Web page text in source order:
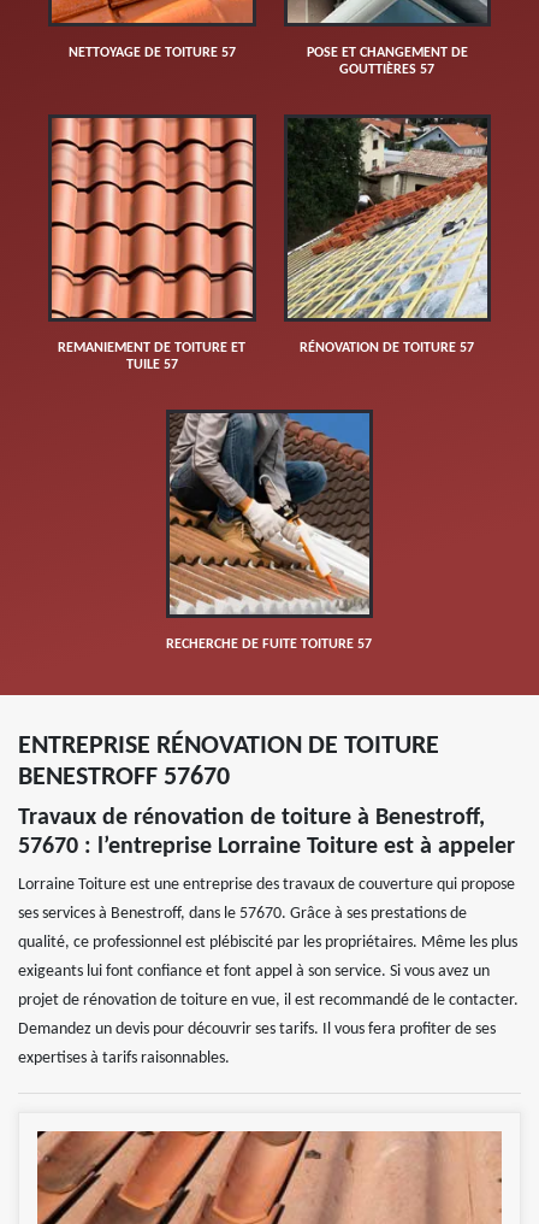
NETTOYAGE DE TOITURE 57
POSE ET CHANGEMENT DE
GOUTTIÈRES 57
REMANIEMENT DE TOITURE ET
TUILE 57
RÉNOVATION DE TOITURE 57
RECHERCHE DE FUITE TOITURE 57
ENTREPRISE RÉNOVATION DE TOITURE
BENESTROFF 57670
Travaux de rénovation de toiture à Benestroff,
57670 : l’entreprise Lorraine Toiture est à appeler
Lorraine Toiture est une entreprise des travaux de couverture qui propose
ses services à Benestroff, dans le 57670. Grâce à ses prestations de
qualité, ce professionnel est plébiscité par les propriétaires. Même les plus
exigeants lui font confiance et font appel à son service. Si vous avez un
projet de rénovation de toiture en vue, il est recommandé de le contacter.
Demandez un devis pour découvrir ses tarifs. Il vous fera profiter de ses
expertises à tarifs raisonnables.